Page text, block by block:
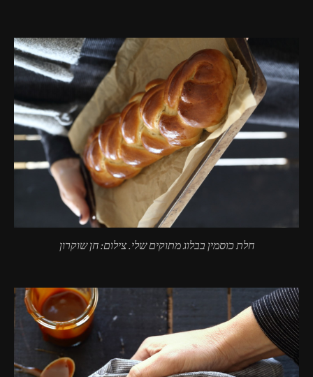
חלת כוסמין בבלוג מתוקים שלי. צילום: חן שוקרון